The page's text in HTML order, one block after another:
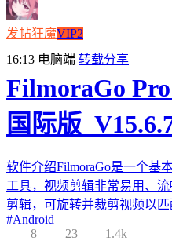
发帖狂魔VIP2
16:13 电脑端 转载分享
FilmoraGo
国际版
软件介绍FilmoraGo是一个基
工具，视频剪辑非常易用、
剪辑，可旋转并裁剪视频以
#Android
8
23 1.4k